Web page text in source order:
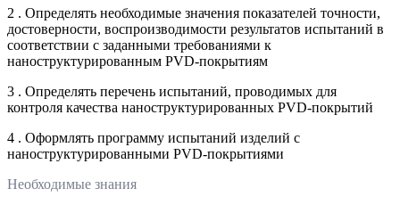
2 . Определять необходимые значения показателей точности,
достоверности, воспроизводимости результатов испытаний в
соответствии с заданными требованиями к
наноструктурированным PVD-покрытиям
3 . Определять перечень испытаний, проводимых для
контроля качества наноструктурированных PVD-покрытий
4 . Оформлять программу испытаний изделий с
наноструктурированными PVD-покрытиями
Необходимые знания